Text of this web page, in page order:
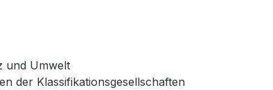
und Umwelt
der Klassifikationsgesellschaften